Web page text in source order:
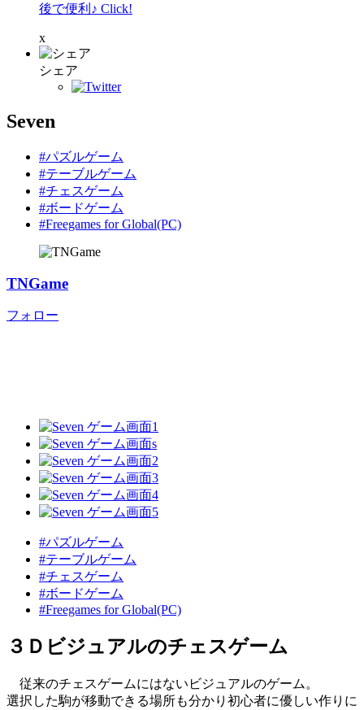
後で便利♪ Click!
x
シェア
Seven
#パズルゲーム
#テーブルゲーム
#チェスゲーム
#ボードゲーム
#Freegames for Global(PC)
TNGame
フォロー
#パズルゲーム
#テーブルゲーム
#チェスゲーム
#ボードゲーム
#Freegames for Global(PC)
３Ｄビジュアルのチェスゲーム
従来のチェスゲームにはないビジュアルのゲーム。
選択した駒が移動できる場所も分かり初心者に優しい作りに